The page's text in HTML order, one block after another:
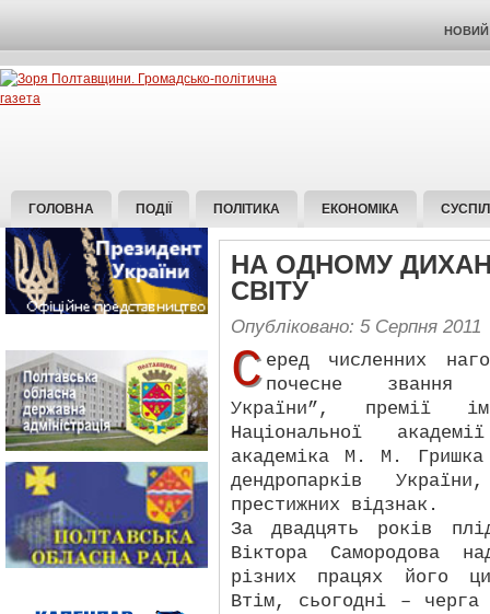
НОВИЙ
ГОЛОВНА ПОДІЇ ПОЛІТИКА ЕКОНОМІКА
НА ОДНОМУ
СВІТУ
Опубліковано: 5 Серпня 2011
С еред численних
почесне звання
України”, премії
Національної
академіка М. М. Гришка
дендропарків
престижних відзнак.
За двадцять років
Віктора Самородова
різних працях його
Втім, сьогодні – черга